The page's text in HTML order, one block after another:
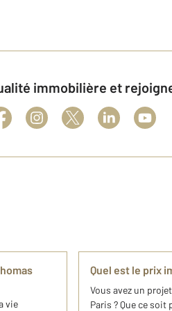
immobilière et
vie
Quel est le prix
Vous avez un
Paris ? Que ce